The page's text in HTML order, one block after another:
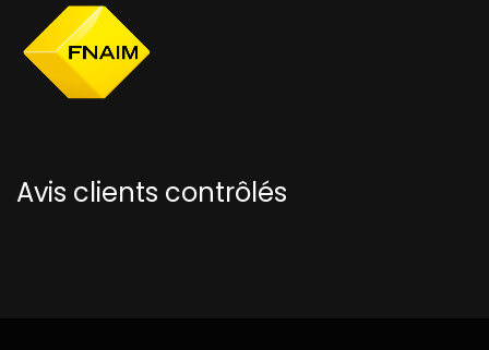
Avis clients contrôlés